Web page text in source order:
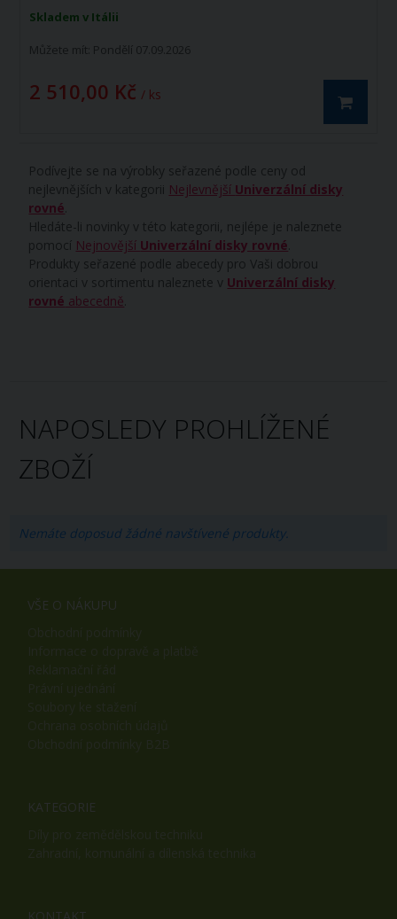
Skladem v Itálii
Můžete mít: Pondělí 07.09.2026
2 510,00 Kč / ks
Podívejte se na výrobky seřazené podle ceny od
nejlevnějších v kategorii Nejlevnější Univerzální disky
rovné
Hledáte-li novinky v této kategorii, nejlépe je naleznete
pomocí Nejnovější Univerzální disky rovné
Produkty seřazené podle abecedy pro Vaši dobrou
orientaci v sortimentu naleznete v Univerzální disky
rovné abecedně
NAPOSLEDY PROHLÍŽENÉ
ZBOŽÍ
Nemáte doposud žádné navštívené produkty.
VŠE O NÁKUPU
KATEGORIE